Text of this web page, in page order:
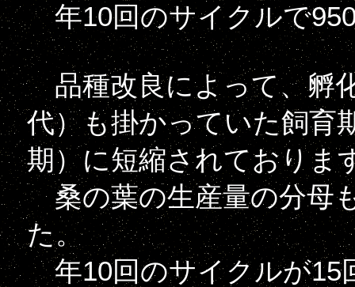
年10回のサイクルで
品種改良によって、孵
代）も掛かっていた飼育
期）に短縮されておりま
桑の葉の生産量の分母
た。
年10回のサイクルが15